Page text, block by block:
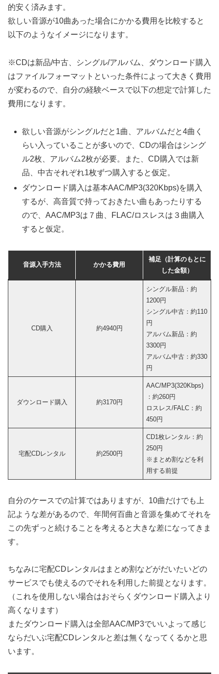
的安く済みます。
欲しい音源が10曲あった場合にかかる費用を比較すると
以下のようなイメージになります。
※CDは新品/中古、シングル/アルバム、ダウンロード購入
はファイルフォーマットといった条件によって大きく費用
が変わるので、自分の経験ベースで以下の想定で計算した
費用になります。
欲しい音源がシングルだと1曲、アルバムだと4曲く
らい入っていることが多いので、CDの場合はシング
ル2枚、アルバム2枚が必要。また、CD購入では新
品、中古それぞれ1枚ずつ購入すると仮定。
ダウンロード購入は基本AAC/MP3(320Kbps)を購入
するが、高音質で持っておきたい曲もあったりする
ので、AAC/MP3は７曲、FLAC/ロスレスは３曲購入
すると仮定。
音源入手方法 かかる費用
補足（計算のもとに
した金額）
CD購入 約4940円
シングル新品：約
1200円
シングル中古：約110
円
アルバム新品：約
3300円
アルバム中古：約330
円
ダウンロード購入 約3170円
AAC/MP3(320Kbps)
：約260円
ロスレス/FALC：約
450円
宅配CDレンタル 約2500円
CD1枚レンタル：約
250円
※まとめ割などを利
用する前提
自分のケースでの計算ではありますが、10曲だけでも上
記ような差があるので、年間何百曲と音源を集めてそれを
この先ずっと続けることを考えると大きな差になってきま
す。
ちなみに宅配CDレンタルはまとめ割などがだいたいどの
サービスでも使えるのでそれを利用した前提となります。
（これを使用しない場合はおそらくダウンロード購入より
高くなります）
またダウンロード購入は全部AAC/MP3でいいよって感じ
ならだいぶ宅配CDレンタルと差は無くなってくるかと思
います。